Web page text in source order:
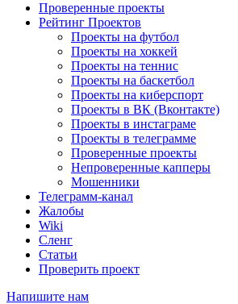
Проверенные проекты
Рейтинг Проектов
Проекты на футбол
Проекты на хоккей
Проекты на теннис
Проекты на баскетбол
Проекты на киберспорт
Проекты в ВК (Вконтакте)
Проекты в инстаграме
Проекты в телеграмме
Проверенные проекты
Непроверенные капперы
Мошенники
Телеграмм-канал
Жалобы
Wiki
Сленг
Статьи
Проверить проект
Напишите нам